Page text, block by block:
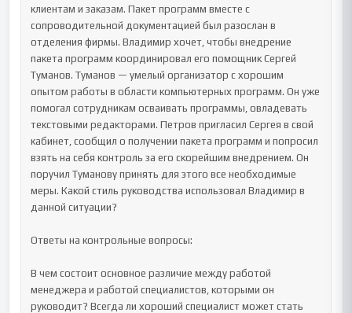
клиентам и заказам. Пакет программ вместе с
сопроводительной документацией был разослан в
отделения фирмы. Владимир хочет, чтобы внедрение
пакета программ координировал его помощник Сергей
Туманов. Туманов — умелый организатор с хорошим
опытом работы в области компьютерных программ. Он уже
помогал сотрудникам осваивать программы, овладевать
текстовыми редакторами. Петров пригласил Сергея в свой
кабинет, сообщил о получении пакета программ и попросил
взять на себя контроль за его скорейшим внедрением. Он
поручил Туманову принять для этого все необходимые
меры. Какой стиль руководства использовал Владимир в
данной ситуации?
Ответы на контрольные вопросы:
В чем состоит основное различие между работой
менеджера и работой специалистов, которыми он
руководит? Всегда ли хороший специалист может стать